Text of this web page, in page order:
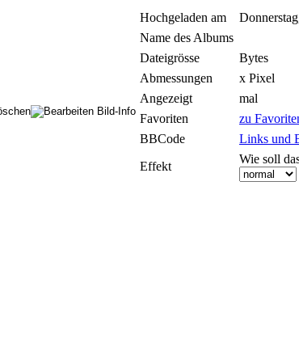
Hochgeladen am
Name des Albums
Dateigrösse
Bytes
Abmessungen
x Pixel
Angezeigt
mal
Favoriten
zu
BBCode
Links und
Effekt
Wie soll